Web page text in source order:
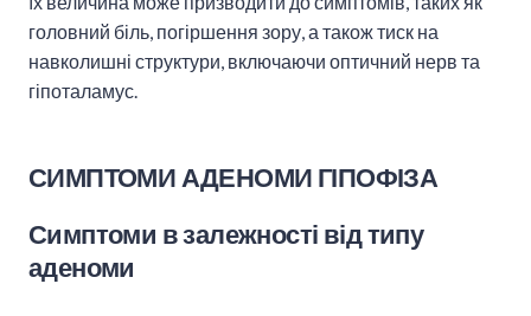
головний біль, погіршення зору, а також тиск на
навколишні структури, включаючи оптичний нерв та
гіпоталамус.
СИМПТОМИ АДЕНОМИ ГІПОФІЗА
Симптоми в залежності від типу
аденоми